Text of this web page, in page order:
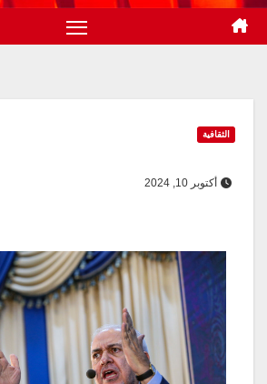
الثقافية
أكتوبر 10, 2024